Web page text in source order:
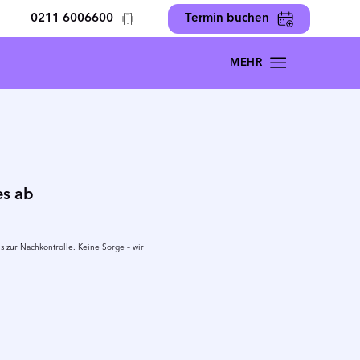
0211 6006600 Termin buchen
ab
zur Nachkontrolle. Keine Sorge – wir